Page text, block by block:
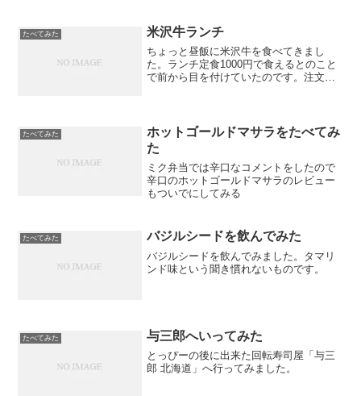
かな。
たべてみた 米沢牛ランチ
ちょっと昼飯に米沢牛を食べてきまし
た。ランチ定食1000円で食えるとのこと
で前から目を付けていたのです。注文し
てもうまそう。店員「石...
たべてみた
ホットゴールドマサラをたべてみ
た
ミク弁当では辛口なコメントをしたので
辛口のホットゴールドマサラのレビュー
もついでにしてみる
たべてみた バジルシードを飲んでみた
バジルシードを飲んでみました。タマリ
ンド味という聞き慣れないものです。
たべてみた 与三郎へいってみた
とっぴーの後に出来た回転寿司屋「与三
郎 北海道」へ行ってみました。